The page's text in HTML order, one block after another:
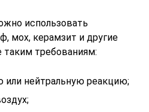
использовать
мох, керамзит и другие
требованиям:
или нейтральную реакцию;